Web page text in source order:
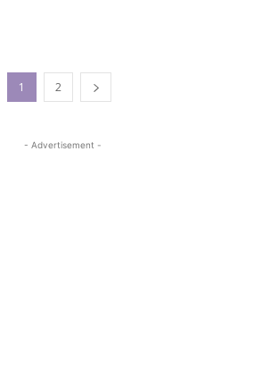
1 2
- Advertisement -